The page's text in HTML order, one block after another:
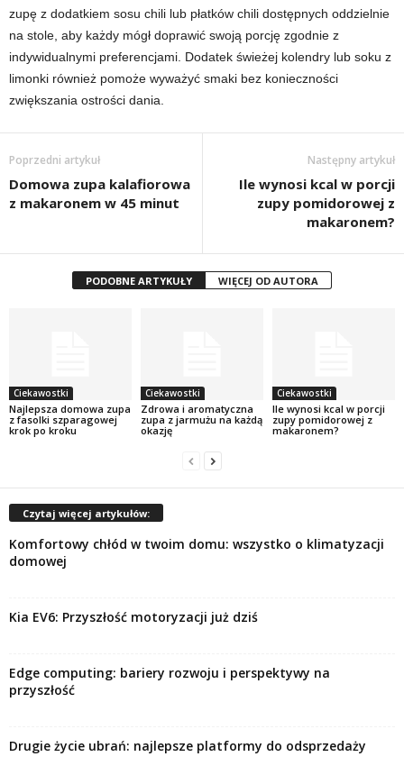
zupę z dodatkiem sosu chili lub płatków chili dostępnych oddzielnie
na stole, aby każdy mógł doprawić swoją porcję zgodnie z
indywidualnymi preferencjami. Dodatek świeżej kolendry lub soku z
limonki również pomoże wyważyć smaki bez konieczności
zwiększania ostrości dania.
Poprzedni artykuł
Domowa zupa kalafiorowa
z makaronem w 45 minut
Następny artykuł
Ile wynosi kcal w porcji
zupy pomidorowej z
makaronem?
PODOBNE ARTYKUŁY WIĘCEJ OD AUTORA
Ciekawostki
Najlepsza domowa zupa
z fasolki szparagowej
krok po kroku
Ciekawostki
Zdrowa i aromatyczna
zupa z jarmużu na każdą
okazję
Ciekawostki
Ile wynosi kcal w porcji
zupy pomidorowej z
makaronem?
Czytaj więcej artykułów:
Komfortowy chłód w twoim domu: wszystko o klimatyzacji
domowej
Kia EV6: Przyszłość motoryzacji już dziś
Edge computing: bariery rozwoju i perspektywy na
przyszłość
Drugie życie ubrań: najlepsze platformy do odsprzedaży